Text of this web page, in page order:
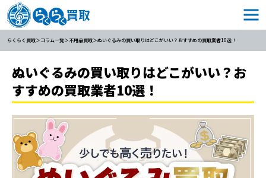
らくらく買取 コラム一覧 不用品買取 ぬいぐるみの買い取りはどこがいい？おすすめの買取業者10選！
ぬいぐるみの買い取りはどこがいい？お
すすめの買取業者10選！